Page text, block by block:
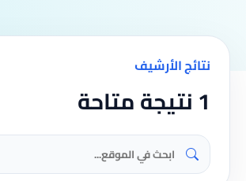
نتائج الأرشيف
1 نتيجة متاحة